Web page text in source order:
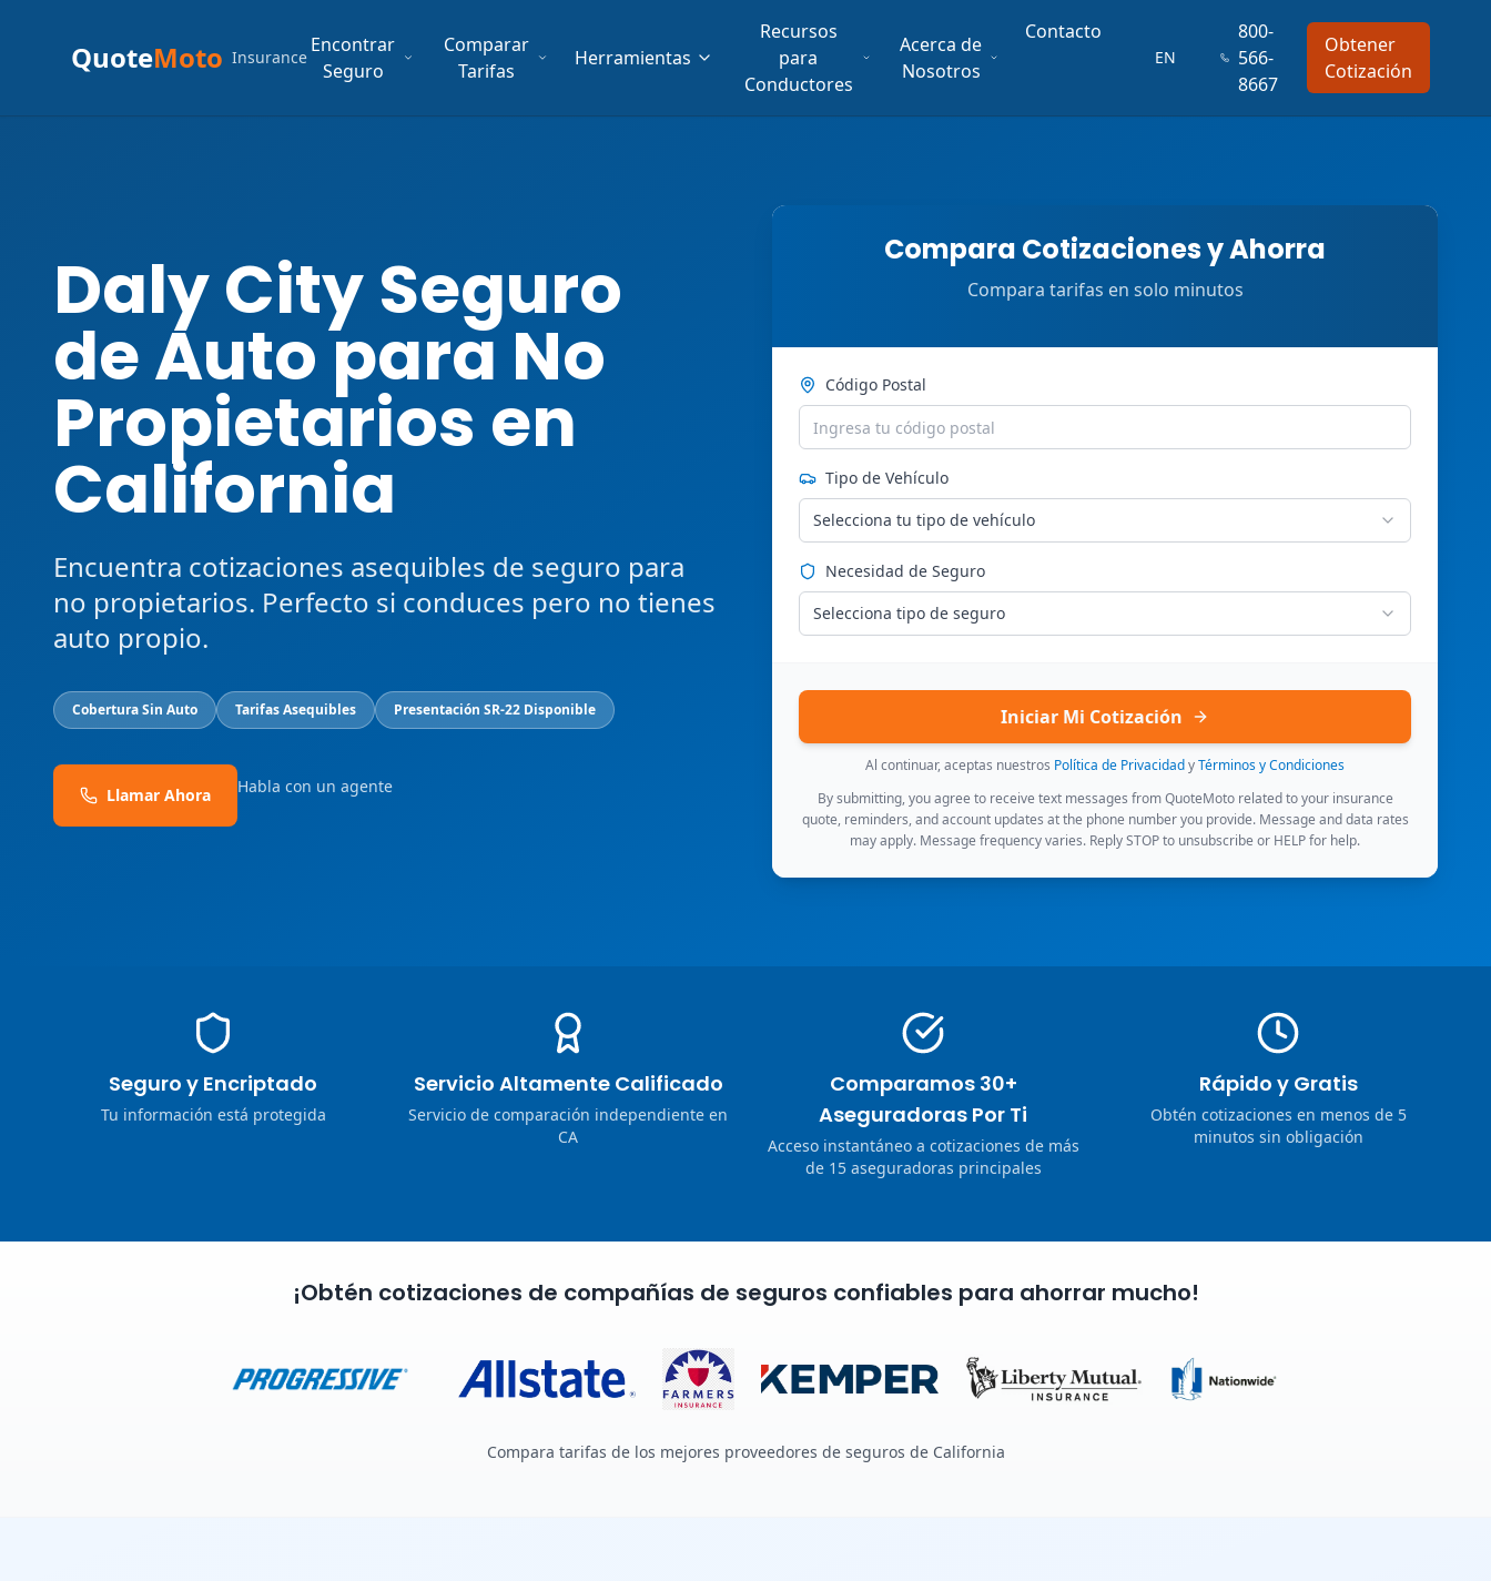
QuoteMoto Insurance
Encontrar
Seguro
Comparar
Tarifas
Herramientas
Recursos
para
Conductores
Acerca de
Nosotros
Contacto
EN
800-
566-
8667
Obtener
Cotización
Daly City Seguro
de Auto para No
Propietarios en
California
Encuentra cotizaciones asequibles de seguro para
no propietarios. Perfecto si conduces pero no tienes
auto propio.
Cobertura Sin Auto Tarifas Asequibles Presentación SR-22 Disponible
Llamar Ahora Habla con un agente
Compara Cotizaciones y Ahorra
Compara tarifas en solo minutos
Código Postal
Tipo de Vehículo
Selecciona tu tipo de vehículo
Necesidad de Seguro
Selecciona tipo de seguro
Iniciar Mi Cotización
Al continuar, aceptas nuestros Política de PrivacidadyTérminos y Condiciones
By submitting, you agree to receive text messages from QuoteMoto related to your insurance
quote, reminders, and account updates at the phone number you provide. Message and data rates
may apply. Message frequency varies. Reply STOP to unsubscribe or HELP for help.
Seguro y Encriptado
Tu información está protegida
Servicio Altamente Calificado
Servicio de comparación independiente en
CA
Comparamos 30+
Aseguradoras Por Ti
Acceso instantáneo a cotizaciones de más
de 15 aseguradoras principales
Rápido y Gratis
Obtén cotizaciones en menos de 5
minutos sin obligación
¡Obtén cotizaciones de compañías de seguros confiables para ahorrar mucho!
Compara tarifas de los mejores proveedores de seguros de California